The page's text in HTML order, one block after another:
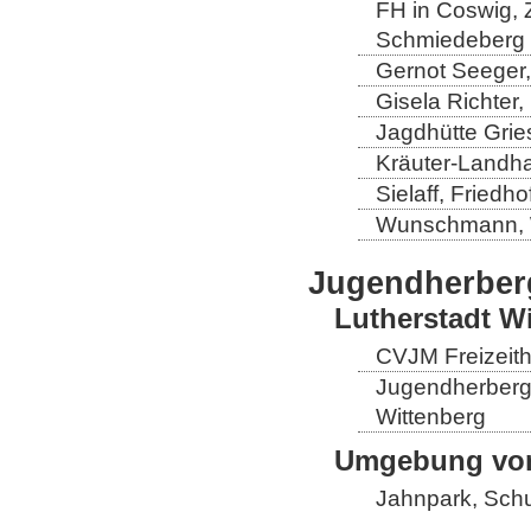
FH in Coswig,
Schmiedeberg
Gernot
Gisela
Jagdhütte
Kräuter-
Sielaff,
Wunschmann,
Lutherstadt
CVJM
Wittenberg
Umgebung
Jahnpark,